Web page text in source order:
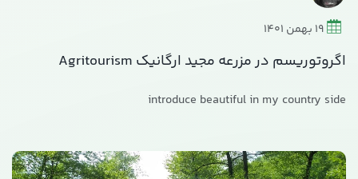
19 بهمن 1401
اگروتوریسم در مزرعه مجید ارگانیک Agritourism
introduce beautiful in my country side